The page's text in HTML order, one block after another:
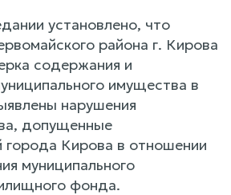
установлено, что
района г. Кирова
содержания и
имущества в
нарушения
допущенные
города Кирова в отношении
муниципального
фонда.